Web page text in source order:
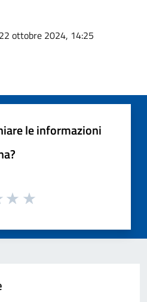
ottobre 2024, 14:25
le informazioni